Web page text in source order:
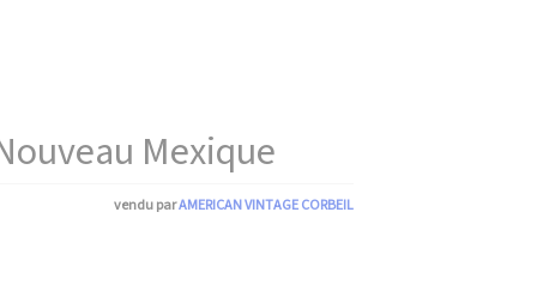
Mexique
vendu parAMERICAN VINTAGE CORBEIL